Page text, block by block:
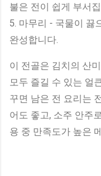
불은 전이 쉽게 부서
5. 마무리 - 국물이 끓
완성합니다.
이 전골은 김치의 산
모두 즐길 수 있는 얼
꾸면 남은 전 요리는
어도 좋고, 소주 안주
용 중 만족도가 높은